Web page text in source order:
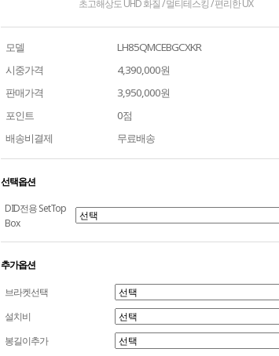
초고해상도 UHD 화질 / 멀티테스킹 / 편리한 UX
모델
LH85QMCEBGCXKR
시중가격
4,390,000원
판매가격
3,950,000원
포인트
0점
배송비결제
무료배송
선택옵션
DID전용 SetTop
Box
추가옵션
브라켓선택
설치비
봉길이추가